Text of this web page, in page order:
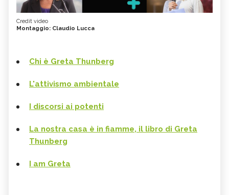
Credit video
Montaggio: Claudio Lucca
Chi è Greta Thunberg
L'attivismo ambientale
I discorsi ai potenti
La nostra casa è in fiamme, il libro di Greta
Thunberg
I am Greta